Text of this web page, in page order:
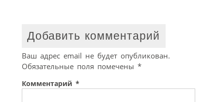
Добавить комментарий
Ваш адрес email не будет опубликован.
Обязательные поля помечены *
Комментарий *